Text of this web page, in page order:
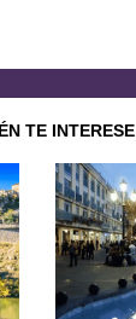
TE INTERESE